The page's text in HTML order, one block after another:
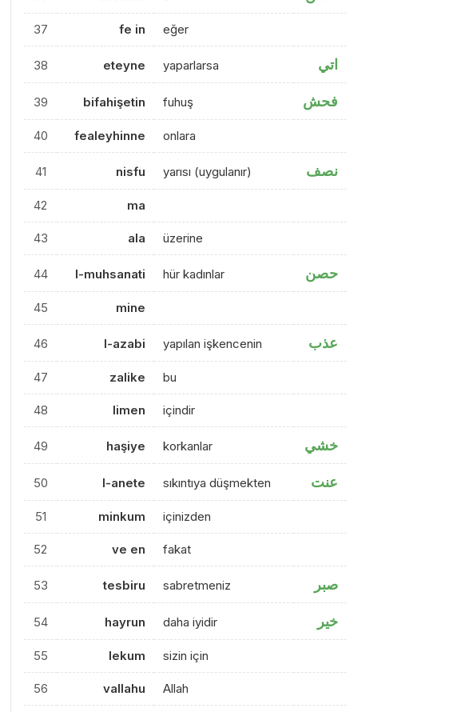
37 fe in eğer
38 eteyne yaparlarsa اتي
39 bifahişetin fuhuş فحش
40 fealeyhinne onlara
41 nisfu yarısı (uygulanır) نصف
42 ma
43 ala üzerine
44 l-muhsanati hür kadınlar حصن
45 mine
46 l-azabi yapılan işkencenin عذب
47 zalike bu
48 limen içindir
49 haşiye korkanlar خشي
50 l-anete sıkıntıya düşmekten عنت
51 minkum içinizden
52 ve en fakat
53 tesbiru sabretmeniz صبر
54 hayrun daha iyidir خير
55 lekum sizin için
56 vallahu Allah